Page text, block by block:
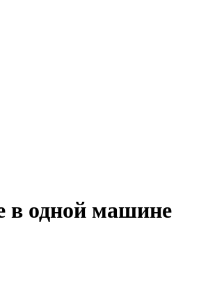
в одной машине